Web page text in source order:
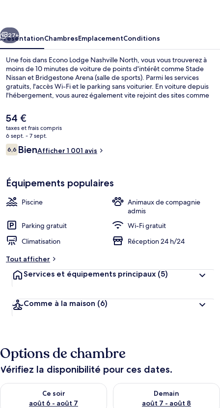
Suivant
27+
PrésentationChambresEmplacementConditions
Une fois dans Econo Lodge Nashville North, vous vous trouverez à
moins de 10 minutes de voiture de points d'intérêt comme Stade
Nissan et Bridgestone Arena (salle de sports). Parmi les services
gratuits, l'accès Wi-Fi et le parking sans voiturier. En voiture depuis
l'hébergement, vous aurez également vite rejoint des sites comme
Les autres voyageurs adorent le personnel attentionné.
Le
prix
actuel
est
de
54 €
taxes et frais compris
6 sept. - 7 sept.
Avis
voyageurs
6,66,6 sur 10
BienAfficher 1 001 avis
Équipements populaires
Piscine
Animaux de compagnie
admis
Parking gratuit
Wi-Fi gratuit
Climatisation
Réception 24 h/24
Tout afficher
Services et équipements principaux (5)
Comme à la maison (6)
Options de chambre
Vérifiez la disponibilité pour ces dates.
Ce soir
août 6 - août 7
Vérifier la disponibilité pour ce soir août 6 - août 7
Demain
août 7 - août 8
Vérifier la disponibilité pour